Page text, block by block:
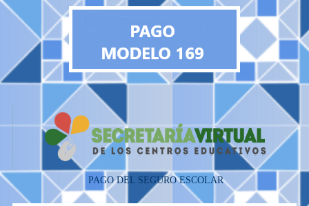
PAGO DEL SEGURO ESCOLAR